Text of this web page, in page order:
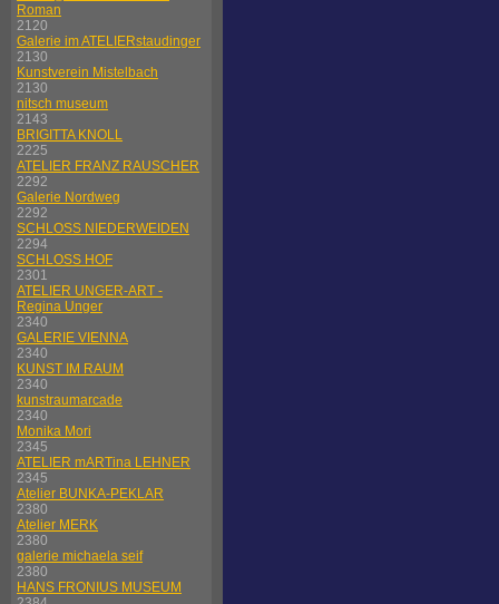
Roman
2120
Galerie im ATELIERstaudinger
2130
Kunstverein Mistelbach
2130
nitsch museum
2143
BRIGITTA KNOLL
2225
ATELIER FRANZ RAUSCHER
2292
Galerie Nordweg
2292
SCHLOSS NIEDERWEIDEN
2294
SCHLOSS HOF
2301
ATELIER UNGER-ART -
Regina Unger
2340
GALERIE VIENNA
2340
KUNST IM RAUM
2340
kunstraumarcade
2340
Monika Mori
2345
ATELIER mARTina LEHNER
2345
Atelier BUNKA-PEKLAR
2380
Atelier MERK
2380
galerie michaela seif
2380
HANS FRONIUS MUSEUM